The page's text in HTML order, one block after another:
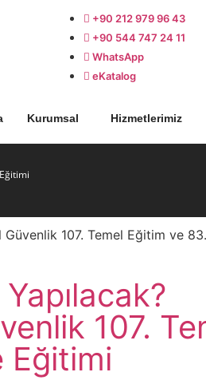
+90 212 979 96 43
+90 544 747 24 11
WhatsApp
eKatalog
Kurumsal Hizmetlerimiz
107.
Eğitimi